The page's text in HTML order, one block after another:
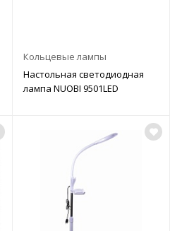
Кольцевые лампы
Настольная светодиодная
лампа NUOBI 9501LED